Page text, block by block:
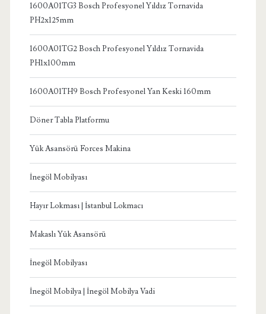
1600A01TG3 Bosch Profesyonel Yıldız Tornavida
PH2x125mm
1600A01TG2 Bosch Profesyonel Yıldız Tornavida
PH1x100mm
1600A01TH9 Bosch Profesyonel Yan Keski 160mm
Döner Tabla Platformu
Yük Asansörü Forces Makina
İnegöl Mobilyası
Hayır Lokması | İstanbul Lokmacı
Makaslı Yük Asansörü
İnegöl Mobilyası
İnegöl Mobilya | İnegöl Mobilya Vadi